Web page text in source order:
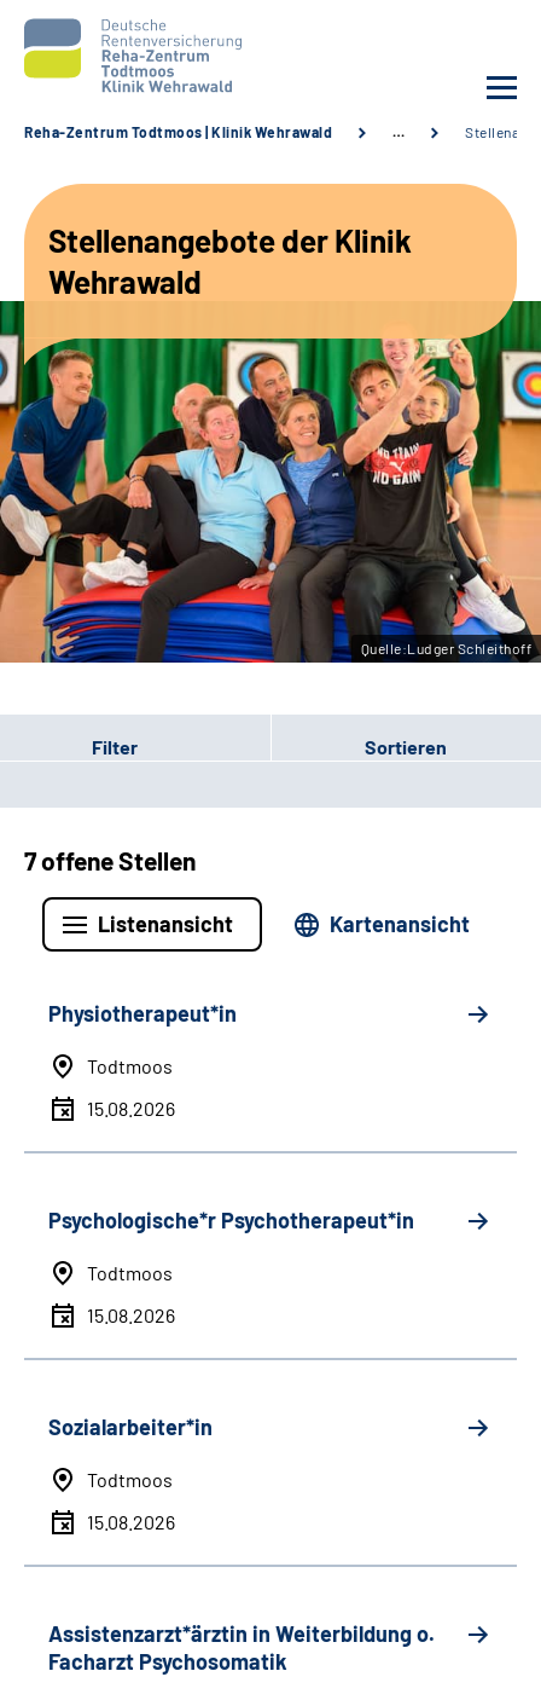
Unsere Angebote
Karriere
Sozialdienste & Zuweisende
Suche
Leichte Sprache
Gebärdensprache
Reha-Zentrum Todtmoos | Klinik Wehrawald …
Stellenangebote der Klinik
Wehrawald
Quelle:Ludger Schleithoff
Filter Sortieren
7 offene Stellen
Listenansicht Kartenansicht
Physiotherapeut*in
Todtmoos
15.08.2026
Psychologische*r Psychotherapeut*in
Todtmoos
15.08.2026
Sozialarbeiter*in
Todtmoos
15.08.2026
Assistenzarzt*ärztin in Weiterbildung o.
Facharzt Psychosomatik